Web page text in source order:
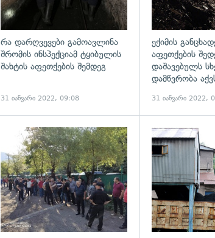
რა დარღვევები გამოავლინა
შრომის ინსპექციამ ტყიბულის
შახტის აფეთქების შემდეგ
31 იანვარი 2022, 09:08
ექიმის
აფეთქების
დაშავებულს
დამწვრობა
31 იანვარი 2022,
გადახედვა